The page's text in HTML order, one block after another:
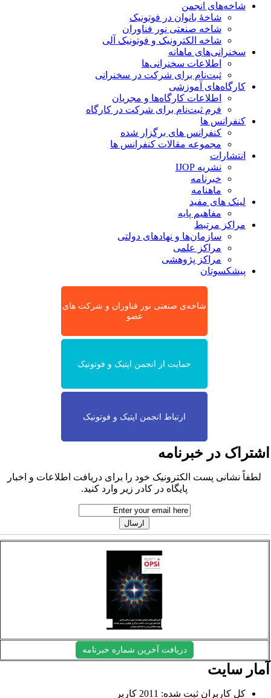
شاخه‌های انجمن
شاخۀ بانوان در فوتونیک
شاخه صنعتی نور فناوران
شاخه‌ الکترونیک و فوتونیک آلی
سخنرانی‌های ماهانه
اطلاعات سخنرانی‌‌ها
ثبت‌نام برای شرکت در سخنرانی
کارگاه‌های آموزشی
اطلاعات کارگاه‌ها و مجریان
فرم ثبت‌نام برای شرکت در کارگاه
کنفرانس ها
کنفرانس های برگزار شده
مجموعه مقالات کنفرانس ها
انتشارات
نشریه IJOP
خبرنامه
ماهنامه
لینک های مفید
مفاهیم پایه
مراکز مرتبط
سازمان‌ها و نهادهای دولتی
مراکز علمی
مراکز پژوهشی
پیشکسوتان
شاخه‌ی صنعتی نور فناوران و شرکت های
عضو
حمایت از انجمن اپتیک و فوتونیک
ارتباط انجمن اپتیک و فوتونیک
در خبرنامه
لطفاً نشانی پست الکترونیک خود را برای دریافت اطلاعات و اخبار
پایگاه در کادر زیر وارد کنید.
دریافت آخرین شماره خبرنامه
سایت
کل کاربران ثبت شده: 2011 کاربر